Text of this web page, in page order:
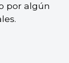
por algún